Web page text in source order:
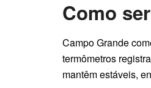
Como
Campo Grande
termômetros
mantêm estáveis,